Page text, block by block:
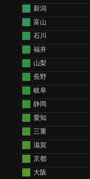
新潟
富山
石川
福井
山梨
長野
岐阜
静岡
愛知
三重
滋賀
京都
大阪